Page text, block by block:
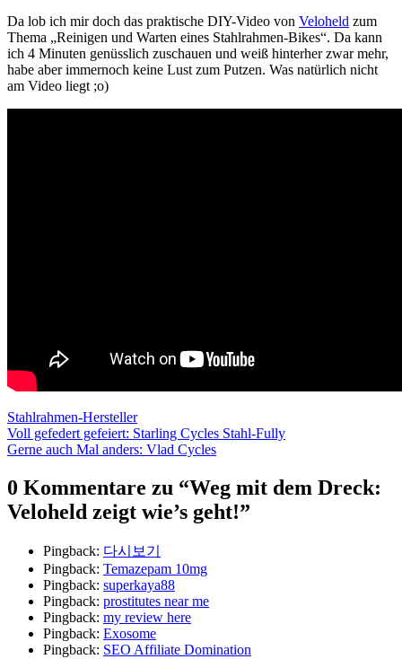
Da lob ich mir doch das praktische DIY-Video von Veloheld zum
Thema „Reinigen und Warten eines Stahlrahmen-Bikes“. Da kann
ich 4 Minuten genüsslich zuschauen und weiß hinterher zwar mehr,
habe aber immernoch keine Lust zum Putzen. Was natürlich nicht
am Video liegt ;o)
Stahlrahmen-Hersteller
Beitragsnavigation
Voll gefedert gefeiert: Starling Cycles Stahl-Fully
Gerne auch Mal anders: Vlad Cycles
0 Kommentare zu “Weg mit dem Dreck:
Veloheld zeigt wie’s geht!”
Pingback: 다시보기
Pingback: Temazepam 10mg
Pingback: superkaya88
Pingback: prostitutes near me
Pingback: my review here
Pingback: Exosome
Pingback: SEO Affiliate Domination